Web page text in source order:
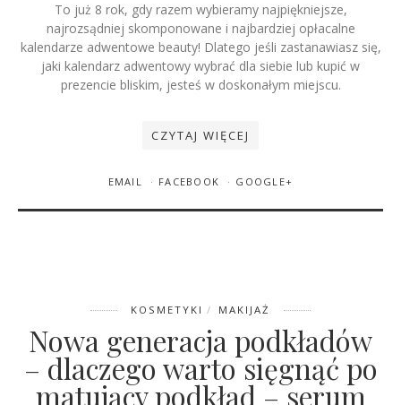
To już 8 rok, gdy razem wybieramy najpiękniejsze,
najrozsądniej skomponowane i najbardziej opłacalne
kalendarze adwentowe beauty! Dlatego jeśli zastanawiasz się,
jaki kalendarz adwentowy wybrać dla siebie lub kupić w
prezencie bliskim, jesteś w doskonałym miejscu.
CZYTAJ WIĘCEJ
EMAIL FACEBOOK GOOGLE+
KOSMETYKI MAKIJAŻ
Nowa generacja podkładów
– dlaczego warto sięgnąć po
matujący podkład – serum